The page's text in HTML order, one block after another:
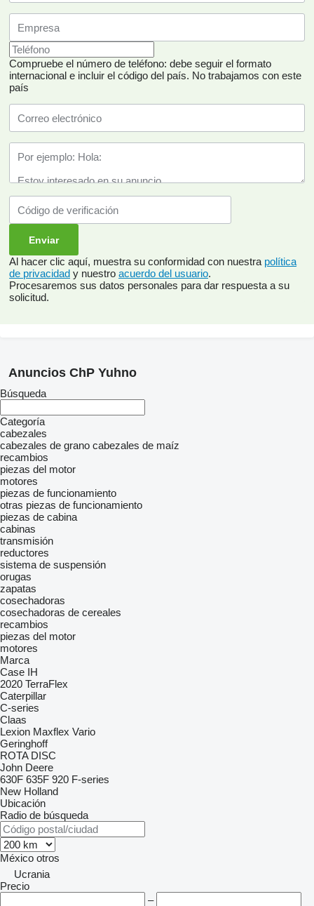
Compruebe el número de teléfono: debe seguir el formato
internacional e incluir el código del país. No trabajamos con este
país
Al hacer clic aquí, muestra su conformidad con nuestra política
de privacidad y nuestro acuerdo del usuario.
Procesaremos sus datos personales para dar respuesta a su
solicitud.
Anuncios ChP Yuhno
Búsqueda
Categoría
cabezales
cabezales de grano cabezales de maíz
recambios
piezas del motor
motores
piezas de funcionamiento
otras piezas de funcionamiento
piezas de cabina
cabinas
transmisión
reductores
sistema de suspensión
orugas
zapatas
cosechadoras
cosechadoras de cereales
recambios
piezas del motor
motores
Marca
Case IH
2020 TerraFlex
Caterpillar
C-series
Claas
Lexion Maxflex Vario
Geringhoff
ROTA DISC
John Deere
630F 635F 920 F-series
New Holland
Ubicación
Radio de búsqueda
México otros
Ucrania
Precio
–